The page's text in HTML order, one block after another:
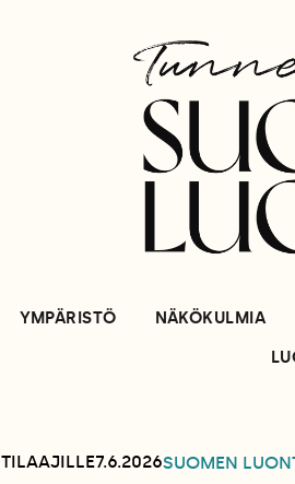
YMPÄRISTÖ NÄKÖKULMIA
TILAAJILLE7.6.2026SUOMEN